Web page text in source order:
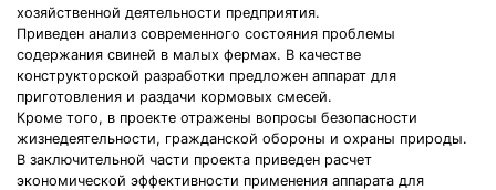
хозяйственной деятельности предприятия.
Приведен анализ современного состояния проблемы
содержания свиней в малых фермах. В качестве
конструкторской разработки предложен аппарат для
приготовления и раздачи кормовых смесей.
Кроме того, в проекте отражены вопросы безопасности
жизнедеятельности, гражданской обороны и охраны природы.
В заключительной части проекта приведен расчет
экономической эффективности применения аппарата для